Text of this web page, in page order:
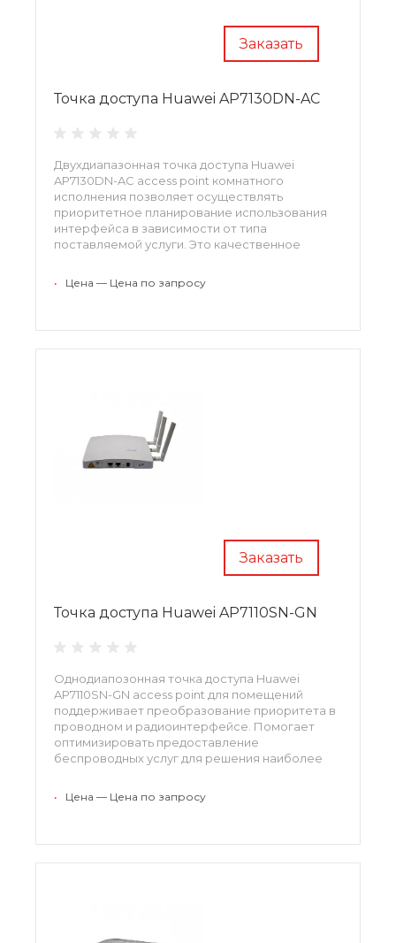
Заказать
Точка доступа Huawei AP7130DN-AC
Двухдиапазонная точка доступа Huawei
AP7130DN-AC access point комнатного
исполнения позволяет осуществлять
приоритетное планирование использования
интерфейса в зависимости от типа
поставляемой услуги. Это качественное
• Цена — Цена по запросу
Заказать
Точка доступа Huawei AP7110SN-GN
Однодиапозонная точка доступа Huawei
AP7110SN-GN access point для помещений
поддерживает преобразование приоритета в
проводном и радиоинтерфейсе. Помогает
оптимизировать предоставление
беспроводных услуг для решения наиболее
• Цена — Цена по запросу